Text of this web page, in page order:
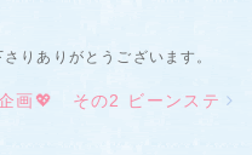
りありがとうございます。
画💖 その2 ビーンステ